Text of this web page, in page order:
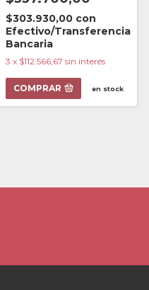
$303.930,00 con
Efectivo/Transferencia
Bancaria
3 x $112.566,67 sin interés
COMPRAR en stock